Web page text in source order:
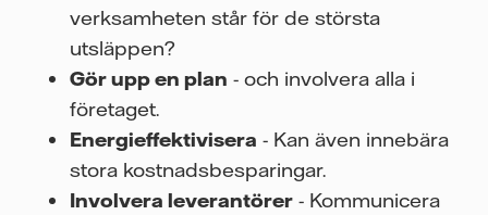
verksamheten står för de största
utsläppen?
Gör upp en plan - och involvera alla i
företaget.
Energieffektivisera - Kan även innebära
stora kostnadsbesparingar.
Involvera leverantörer - Kommunicera